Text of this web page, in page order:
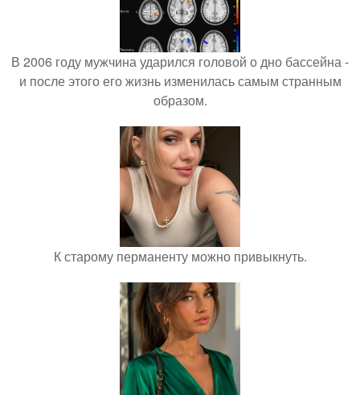
В 2006 году мужчина ударился головой о дно бассейна -
и после этого его жизнь изменилась самым странным
образом.
К старому перманенту можно привыкнуть.